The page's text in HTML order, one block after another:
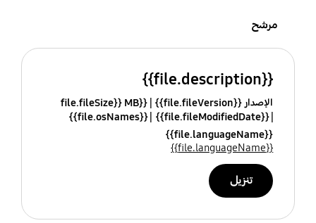
مرشح
{{file.description}}
الإصدار {{file.fileVersion}}
{{file.fileSize}} MB
{{file.fileModifiedDate}}
{{file.osNames}}
{{file.languageName}}
{{file.languageName}}
تنزيل